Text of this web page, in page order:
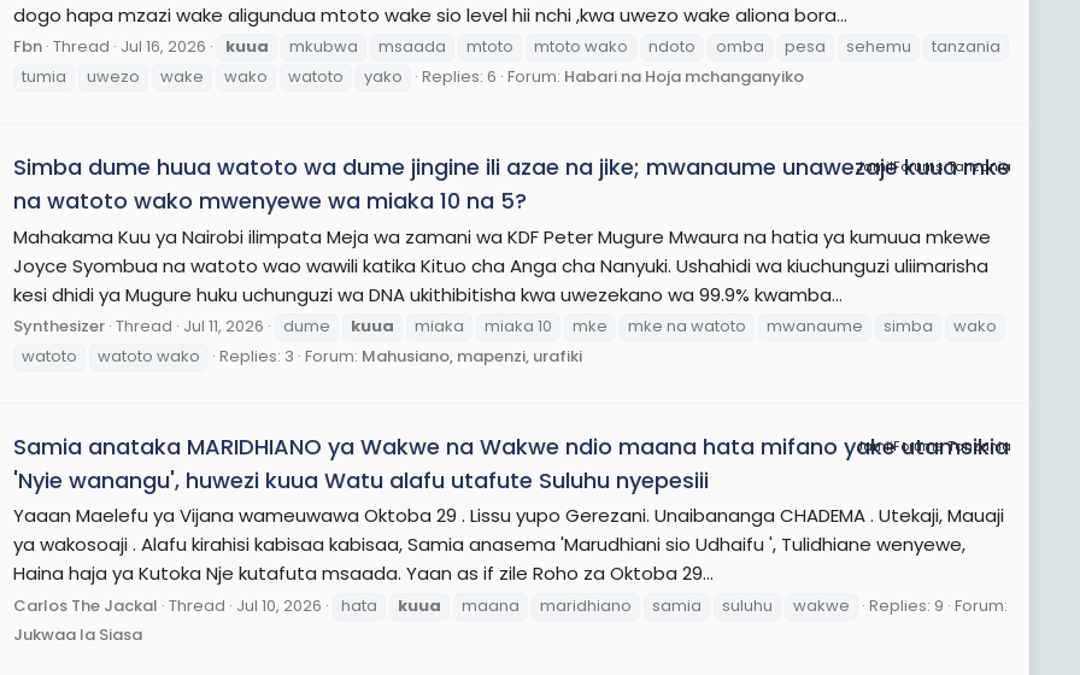
dogo hapa mzazi wake aligundua mtoto wake sio level hii nchi ,kwa uwezo wake aliona bora...
Fbn Thread Jul 16, 2026 kuua mkubwa msaada mtoto mtoto wako ndoto omba pesa sehemu
tanzania
tumia
uwezo wake wako watoto yako Replies: 6 Forum: Habari na Hoja mchanganyiko
JamiiForums Tanzania
Simba dume huua watoto wa dume jingine ili azae na jike; mwanaume unawezaje kuua mke
na watoto wako mwenyewe wa miaka 10 na 5?
Mahakama Kuu ya Nairobi ilimpata Meja wa zamani wa KDF Peter Mugure Mwaura na hatia ya kumuua mkewe
Joyce Syombua na watoto wao wawili katika Kituo cha Anga cha Nanyuki. Ushahidi wa kiuchunguzi uliimarisha
kesi dhidi ya Mugure huku uchunguzi wa DNA ukithibitisha kwa uwezekano wa 99.9% kwamba...
Synthesizer Thread Jul 11, 2026 dume kuua miaka miaka 10 mke mke na watoto mwanaume simba
wako
watoto
watoto wako Replies: 3 Forum: Mahusiano, mapenzi, urafiki
JamiiForums Tanzania
Samia anataka MARIDHIANO ya Wakwe na Wakwe ndio maana hata mifano yake utamsikia
'Nyie wanangu', huwezi kuua Watu alafu utafute Suluhu nyepesiii
Yaaan Maelefu ya Vijana wameuwawa Oktoba 29 . Lissu yupo Gerezani. Unaibananga CHADEMA . Utekaji, Mauaji
ya wakosoaji . Alafu kirahisi kabisaa kabisaa, Samia anasema 'Marudhiani sio Udhaifu ', Tulidhiane wenyewe,
Haina haja ya Kutoka Nje kutafuta msaada. Yaan as if zile Roho za Oktoba 29...
Carlos The Jackal Thread Jul 10, 2026 hata kuua maana maridhiano samia suluhu wakwe Replies: 9 Forum:
Jukwaa la Siasa